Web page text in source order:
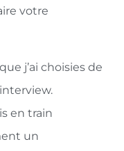
votre
j’ai choisies de
en train
un